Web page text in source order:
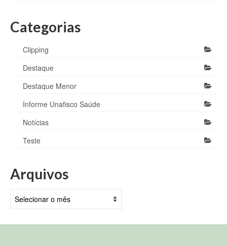
Categorias
Clipping
Destaque
Destaque Menor
Informe Unafisco Saúde
Notícias
Teste
Arquivos